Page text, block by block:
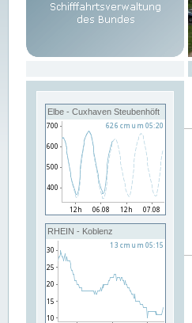
Elbe - Cuxhaven Steubenhöft
RHEIN - Koblenz